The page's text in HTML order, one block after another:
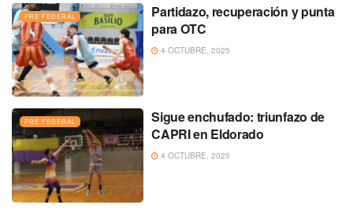
PRE FEDERAL
Partidazo, recuperación y punta
para OTC
4 OCTUBRE, 2025
PRE FEDERAL
Sigue enchufado: triunfazo de
CAPRI en Eldorado
4 OCTUBRE, 2025